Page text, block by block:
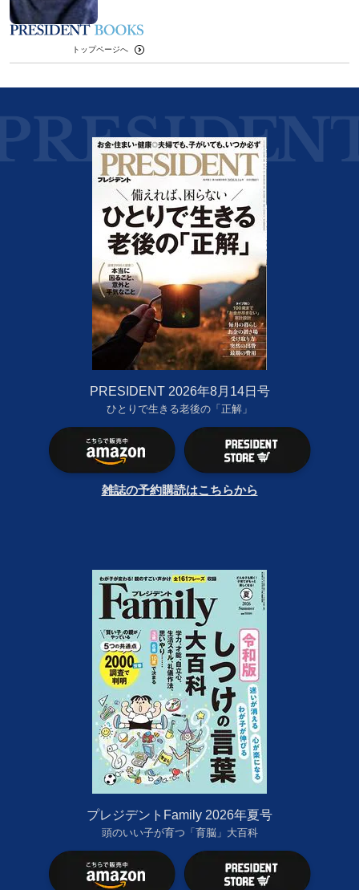
トップページへ
PRESIDENT 2026年8月14日号
ひとりで生きる老後の「正解」
雑誌の予約購読はこちらから
プレジデントFamily 2026年夏号
頭のいい子が育つ「育脳」大百科